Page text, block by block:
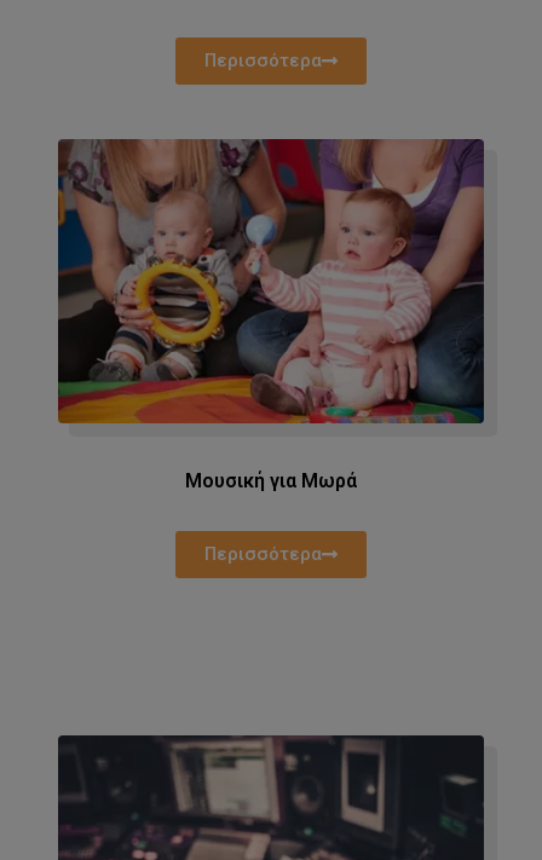
Περισσότερα
Μουσική για Μωρά
Περισσότερα